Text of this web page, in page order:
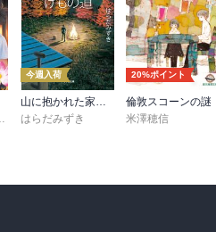
今週入荷
山に抱かれた家 けもの道
はらだみずき
20%ポイント
倫敦スコーンの謎
米澤穂信